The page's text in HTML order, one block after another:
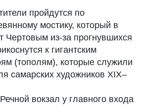
пройдутся по
мостику, который в
Чертовым из-за прогнувшихся
к гигантским
(тополям), которые служили
самарских художников XIX–
вокзал у главного входа